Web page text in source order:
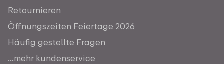
Retournieren
Öffnungszeiten Feiertage 2026
Häufig gestellte Fragen
...mehr kundenservice